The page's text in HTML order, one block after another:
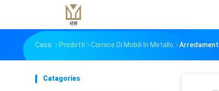
Casa Prodotti Cornice Di Mobili In Metallo
Catagories